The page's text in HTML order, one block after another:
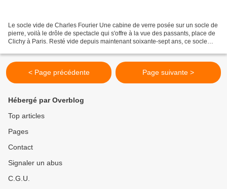
Le socle vide de Charles Fourier Une cabine de verre posée sur un socle de
pierre, voilà le drôle de spectacle qui s'offre à la vue des passants, place de
Clichy à Paris. Resté vide depuis maintenant soixante-sept ans, ce socle
< Page précédente Page suivante >
Hébergé par Overblog
Top articles
Pages
Contact
Signaler un abus
C.G.U.